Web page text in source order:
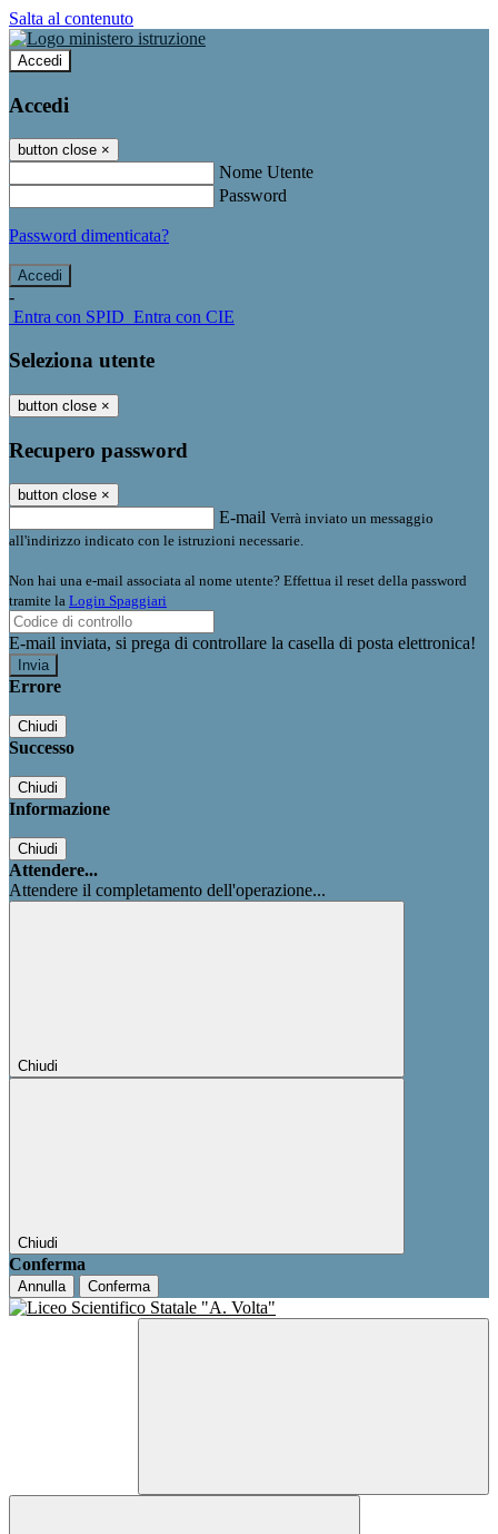
Salta al contenuto
Accedi
Accedi
button close ×
Nome Utente
Password
Password dimenticata?
-
Entra con SPID Entra con CIE
Seleziona utente
button close ×
Recupero password
button close ×
E-mail Verrà inviato un messaggio
all'indirizzo indicato con le istruzioni necessarie.
Non hai una e-mail associata al nome utente? Effettua il reset della password
tramite la Login Spaggiari
E-mail inviata, si prega di controllare la casella di posta elettronica!
Errore
Chiudi
Successo
Chiudi
Informazione
Chiudi
Attendere...
Attendere il completamento dell'operazione...
Chiudi
Chiudi
Conferma
Annulla Conferma